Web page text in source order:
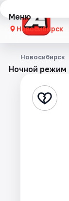
Меню
Новосибирск
Концерты
Стендап
Ночной режим
Новосибирск